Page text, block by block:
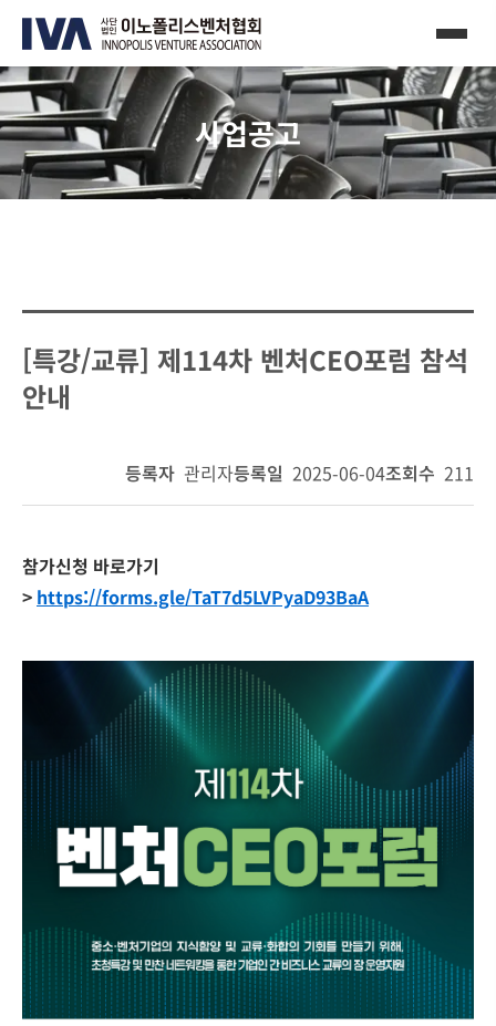
사업공고
[특강/교류] 제114차 벤처CEO포럼 참석
안내
등록자 관리자등록일 2025-06-04조회수 211
참가신청 바로가기
> https://forms.gle/TaT7d5LVPyaD93BaA